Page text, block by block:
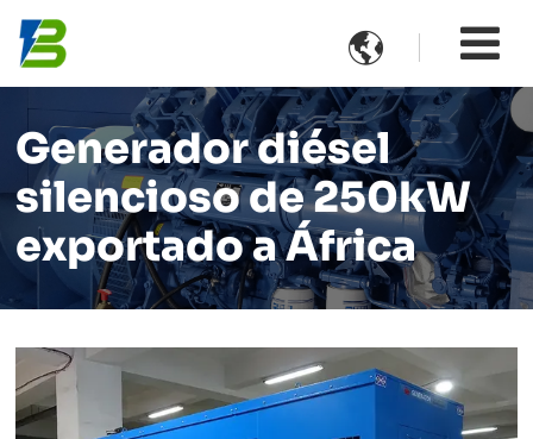

Generador diésel
silencioso de 250kW
exportado a África